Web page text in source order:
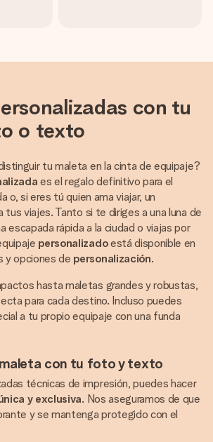
con tu
o texto
tu maleta en la cinta de equipaje?
es el regalo definitivo para el
o, si eres tú quien ama viajar, un
tus viajes. Tanto si te diriges a una luna de
escapada rápida a la ciudad o viajas por
personalizadoestá disponible en
y opciones de personalización.
hasta maletas grandes y robustas,
para cada destino. Incluso puedes
a tu propio equipaje con una funda
con tu foto y texto
técnicas de impresión, puedes hacer
y exclusiva. Nos aseguramos de que
y se mantenga protegido con el